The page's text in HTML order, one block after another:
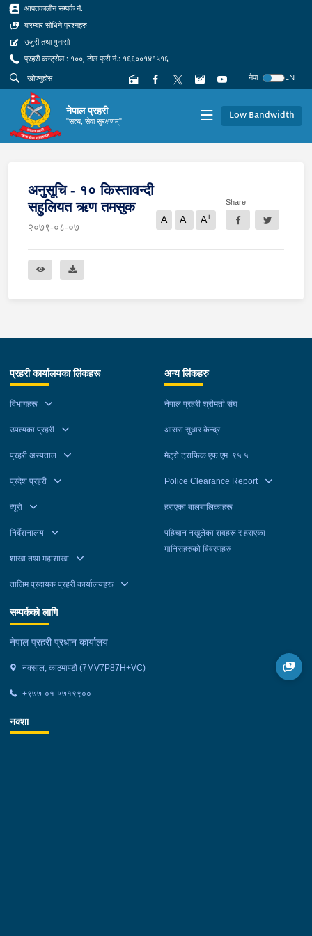
आपतकालीन सम्पर्क नं.
बारम्बार सोधिने प्रश्नहरु
उजुरी तथा गुनासो
प्रहरी कन्ट्रोल : १००, टोल फ्री नं.: १६६००१४१५१६
नेपा
EN
नेपाल प्रहरी
"सत्य, सेवा सुरक्षणम्" Low Bandwidth
अनुसूचि - १० किस्तावन्दी
सहुलियत ऋण तमसुक
२०७९-०८-०७
A A- A+
Share
प्रहरी कार्यालयका लिंकहरू
विभागहरू
उपत्यका प्रहरी
प्रहरी अस्पताल
प्रदेश प्रहरी
व्यूरो
निर्देशनालय
शाखा तथा महाशाखा
तालिम प्रदायक प्रहरी कार्यालयहरू
अन्य लिंकहरु
नेपाल प्रहरी श्रीमती संघ
आसरा सुधार केन्द्र
मेट्रो ट्राफिक एफ.एम. ९५.५
Police Clearance Report
हराएका बालबालिकाहरू
पहिचान नखुलेका शवहरू र हराएका
मानिसहरुको विवरणहरु
सम्पर्कको लागि
नेपाल प्रहरी प्रधान कार्यालय
नक्साल, काठमाण्डौ (7MV7P87H+VC)
+९७७-०१-५७१९९००
नक्शा